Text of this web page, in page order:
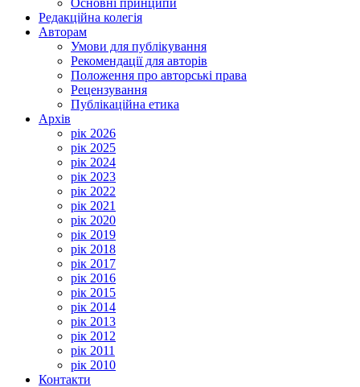
Основні принципи
Редакційна колегія
Авторам
Умови для публікування
Рекомендації для авторів
Положення про авторські права
Рецензування
Публікаційна етика
Архів
рік 2026
рік 2025
рік 2024
рік 2023
рік 2022
рік 2021
рік 2020
рік 2019
рік 2018
рік 2017
рік 2016
рік 2015
рік 2014
рік 2013
рік 2012
рік 2011
рік 2010
Контакти